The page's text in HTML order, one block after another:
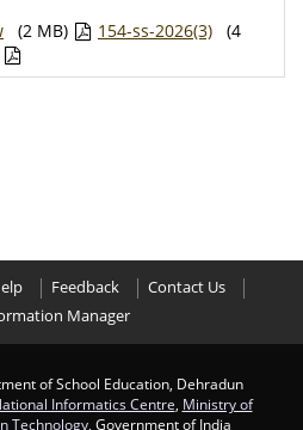
(2 MB) 154-ss-2026(3)
(4
Feedback
Contact Us
Manager
of School Education, Dehradun
Informatics Centre Ministry of
Technology , Government of India